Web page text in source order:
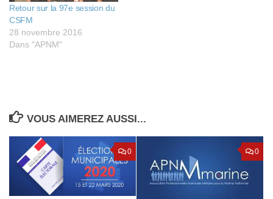
Retour sur la 97e session du
CSFM
28 novembre 2016
Dans "APNM"
VOUS AIMEREZ AUSSI...
0 0